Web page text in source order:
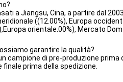
a Jiangsu, Cina, a partire dal
((12.00%), Europa
orientale.00%), Mercato
garantire la qualità?
campione di pre-produzione prima
finale prima della spedizione.